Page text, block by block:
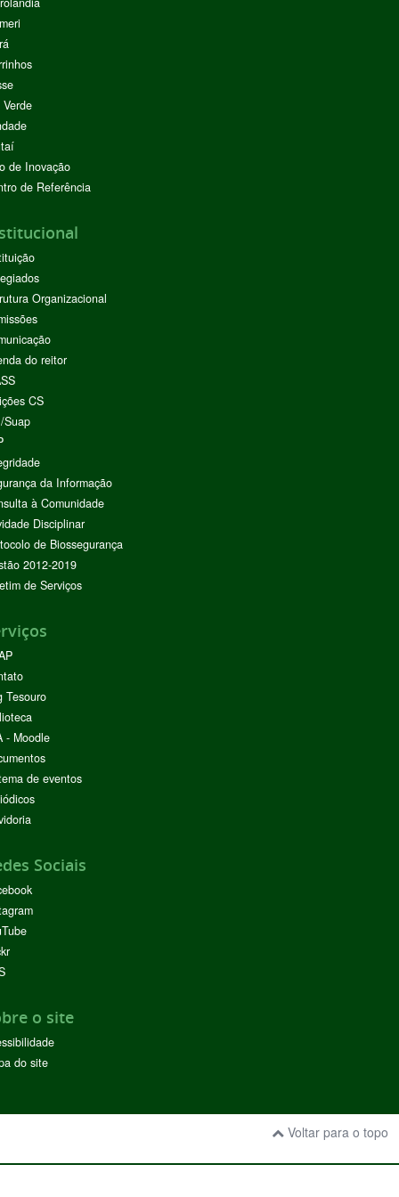
de Inovação
de Referência
Organizacional
do reitor
CS
Suap
da Informação
à Comunidade
Disciplinar
de Biossegurança
2012-2019
de Serviços
Tesouro
- Moodle
de eventos
Sociais
o site
do site
Voltar para o topo